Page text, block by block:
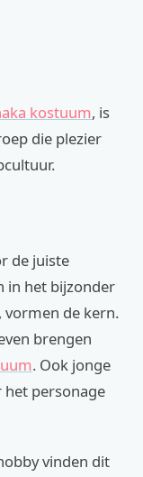
kostuum, is
die plezier
de juiste
in het bijzonder
vormen de kern.
brengen
. Ook jonge
personage
vinden dit